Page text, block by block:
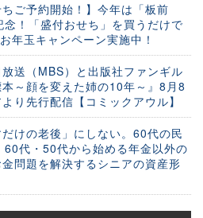
ご予約開始！】今年は「板前
！「盛付おせち」を買うだけで
年玉キャンペーン実施中！
送（MBS）と出版社ファンギル
～顔を変えた姉の10年～』8月8
り先行配信【コミックアウル】
けの老後」にしない。60代の民
代・50代から始める年金以外の
問題を解決するシニアの資産形